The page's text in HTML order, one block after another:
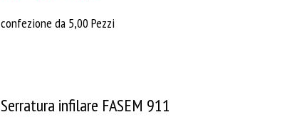
confezione da 5,00 Pezzi
Serratura infilare FASEM 911